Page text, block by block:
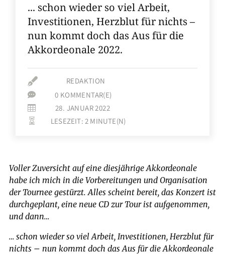
... schon wieder so viel Arbeit,
Investitionen, Herzblut für nichts –
nun kommt doch das Aus für die
Akkordeonale 2022.
 REDAKTION
 0 KOMMENTAR(E)
 28. JANUAR 2022
 LESEZEIT: 2 MINUTE(N)
Voller Zuversicht auf eine diesjährige Akkordeonale
habe ich mich in die Vorbereitungen und Organisation
der Tournee gestürzt. Alles scheint bereit, das Konzert ist
durchgeplant, eine neue CD zur Tour ist aufgenommen,
und dann…
… schon wieder so viel Arbeit, Investitionen, Herzblut für
nichts – nun kommt doch das Aus für die Akkordeonale